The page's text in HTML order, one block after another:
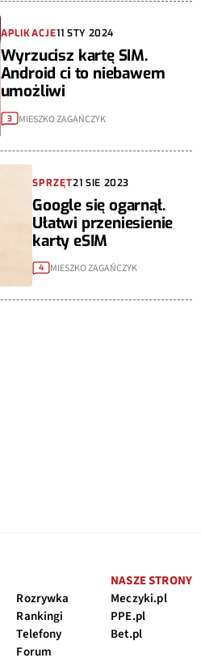
APLIKACJE11 STY 2024
Wyrzucisz kartę SIM.
Android ci to niebawem
umożliwi
3 MIESZKO ZAGAŃCZYK
SPRZĘT21 SIE 2023
Google się ogarnął.
Ułatwi przeniesienie
karty eSIM
4 MIESZKO ZAGAŃCZYK
Rozrywka
Rankingi
Telefony
Forum
NASZE STRONY
Meczyki.pl
PPE.pl
Bet.pl